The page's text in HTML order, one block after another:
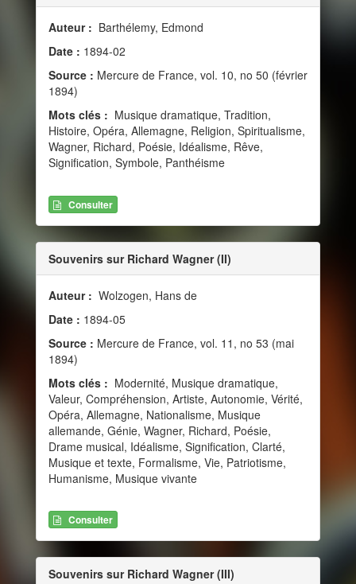
Auteur : Barthélemy, Edmond
Date : 1894-02
Source : Mercure de France, vol. 10, no 50 (février
1894)
Mots clés : Musique dramatique, Tradition,
Histoire, Opéra, Allemagne, Religion, Spiritualisme,
Wagner, Richard, Poésie, Idéalisme, Rêve,
Signification, Symbole, Panthéisme
Consulter
Souvenirs sur Richard Wagner (II)
Auteur : Wolzogen, Hans de
Date : 1894-05
Source : Mercure de France, vol. 11, no 53 (mai
1894)
Mots clés : Modernité, Musique dramatique,
Valeur, Compréhension, Artiste, Autonomie, Vérité,
Opéra, Allemagne, Nationalisme, Musique
allemande, Génie, Wagner, Richard, Poésie,
Drame musical, Idéalisme, Signification, Clarté,
Musique et texte, Formalisme, Vie, Patriotisme,
Humanisme, Musique vivante
Consulter
Souvenirs sur Richard Wagner (III)